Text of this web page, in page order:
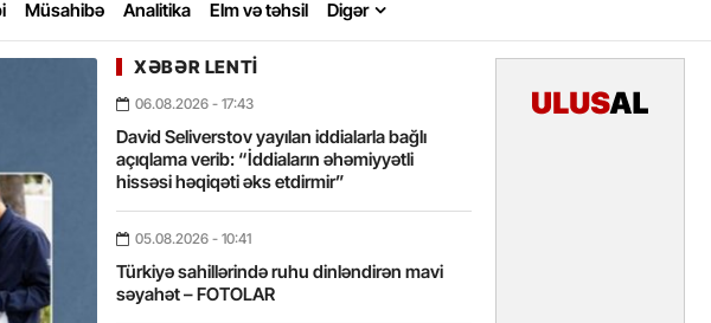
Müsahibə Analitika Elm və təhsil Digər
XƏBƏR LENTI
06.08.2026 - 17:43
David Seliverstov yayılan iddialarla bağlı
açıqlama verib: “İddiaların əhəmiyyətli
hissəsi həqiqəti əks etdirmir”
05.08.2026 - 10:41
Türkiyə sahillərində ruhu dinləndirən mavi
səyahət – FOTOLAR